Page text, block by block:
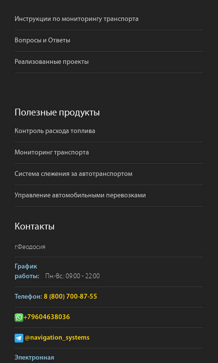
Инструкции по мониторингу транспорта
Вопросы и Ответы
Реализованные проекты
Полезные продукты
Контроль расхода топлива
Мониторинг транспорта
Система слежения за автотранспортом
Управление автомобильными перевозками
Контакты
г.Феодосия
График
работы:
Пн.-Вс.: 09:00 - 22:00
Телефон: 8 (800) 700-87-55
+79604638036
@navigation_systems
Электронная